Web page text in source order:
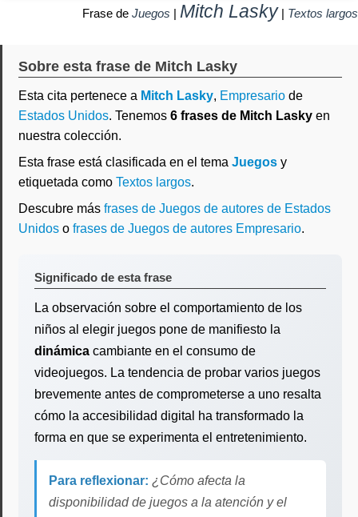
Frase de Juegos | Mitch Lasky | Textos largos
Sobre esta frase de Mitch Lasky
Esta cita pertenece a Mitch Lasky, Empresario de
Estados Unidos. Tenemos 6 frases de Mitch Lasky en
nuestra colección.
Esta frase está clasificada en el tema Juegos y
etiquetada como Textos largos.
Descubre más frases de Juegos de autores de Estados
Unidos o frases de Juegos de autores Empresario.
Significado de esta frase
La observación sobre el comportamiento de los
niños al elegir juegos pone de manifiesto la
dinámica cambiante en el consumo de
videojuegos. La tendencia de probar varios juegos
brevemente antes de comprometerse a uno resalta
cómo la accesibilidad digital ha transformado la
forma en que se experimenta el entretenimiento.
Para reflexionar: ¿Cómo afecta la
disponibilidad de juegos a la atención y el